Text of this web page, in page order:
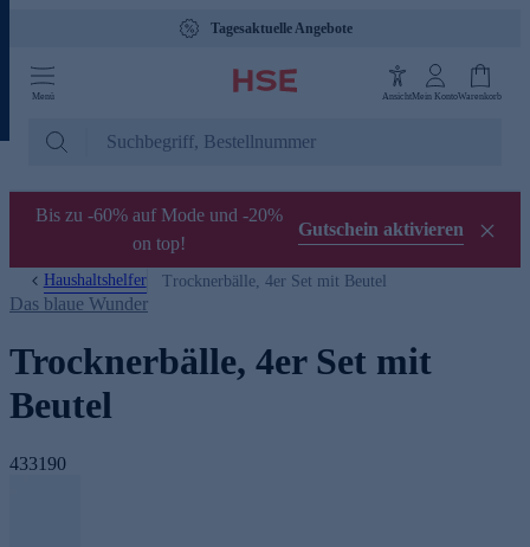
Tagesaktuelle Angebote
Menü AnsichtMein KontoWarenkorb
Bis zu -60% auf Mode und -20%
on top!
Gutschein aktivieren
Haushaltshelfer Trocknerbälle, 4er Set mit Beutel
Das blaue Wunder
Trocknerbälle, 4er Set mit
Beutel
433190